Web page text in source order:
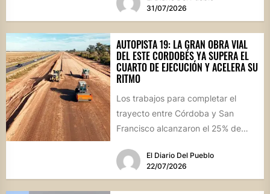
31/07/2026
AUTOPISTA 19: LA GRAN OBRA VIAL
DEL ESTE CORDOBÉS YA SUPERA EL
CUARTO DE EJECUCIÓN Y ACELERA SU
RITMO
Los trabajos para completar el
trayecto entre Córdoba y San
Francisco alcanzaron el 25% de
dividida...El Diario Del Pueblo
22/07/2026